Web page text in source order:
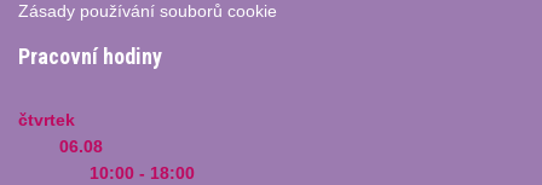
Zásady používání souborů cookie
Pracovní hodiny
čtvrtek
06.08
10:00 - 18:00